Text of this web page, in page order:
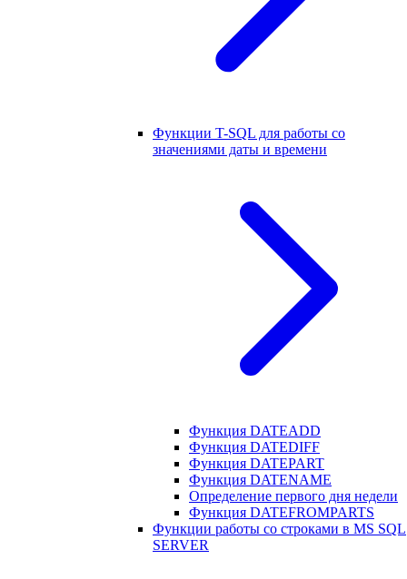
Функции T-SQL для работы со
значениями даты и времени
Функция DATEADD
Функция DATEDIFF
Функция DATEPART
Функция DATENAME
Определение первого дня недели
Функция DATEFROMPARTS
Функции работы со строками в MS SQL
SERVER